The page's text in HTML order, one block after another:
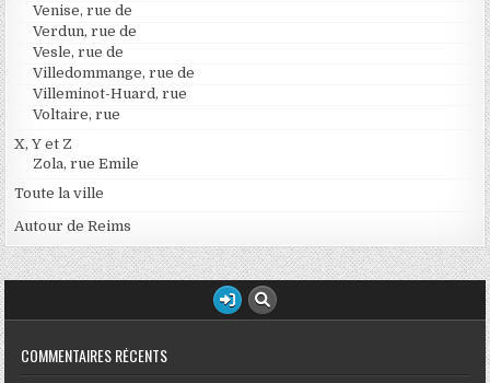
Venise, rue de
Verdun, rue de
Vesle, rue de
Villedommange, rue de
Villeminot-Huard, rue
Voltaire, rue
X, Y et Z
Zola, rue Emile
Toute la ville
Autour de Reims
COMMENTAIRES RÉCENTS